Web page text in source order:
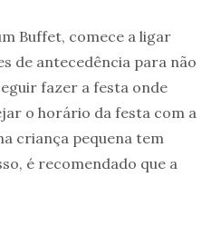
Buffet, comece a ligar
de antecedência para não
fazer a festa onde
o horário da festa com a
criança pequena tem
é recomendado que a